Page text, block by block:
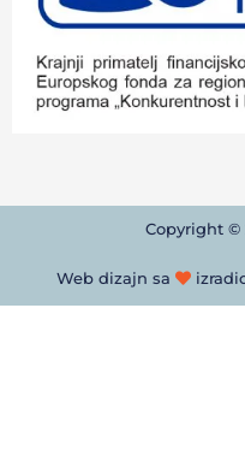
Copyright ©
Web dizajn sa